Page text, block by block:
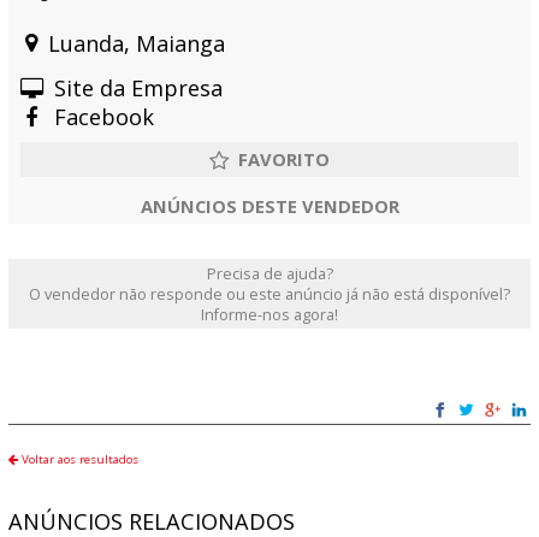
Luanda, Maianga
Site da Empresa
Facebook
ANÚNCIOS DESTE VENDEDOR
Precisa de ajuda?
O vendedor não responde ou este anúncio já não está disponível?
Informe-nos agora!
Voltar aos resultados
ANÚNCIOS RELACIONADOS